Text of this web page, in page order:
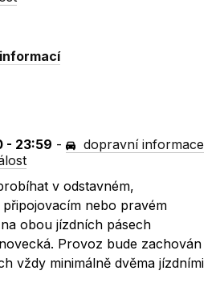
- 23:59 -
dopravní informace
v odstavném,
nebo pravém
obou jízdních pásech
Provoz bude zachován
vždy minimálně dvěma jízdními